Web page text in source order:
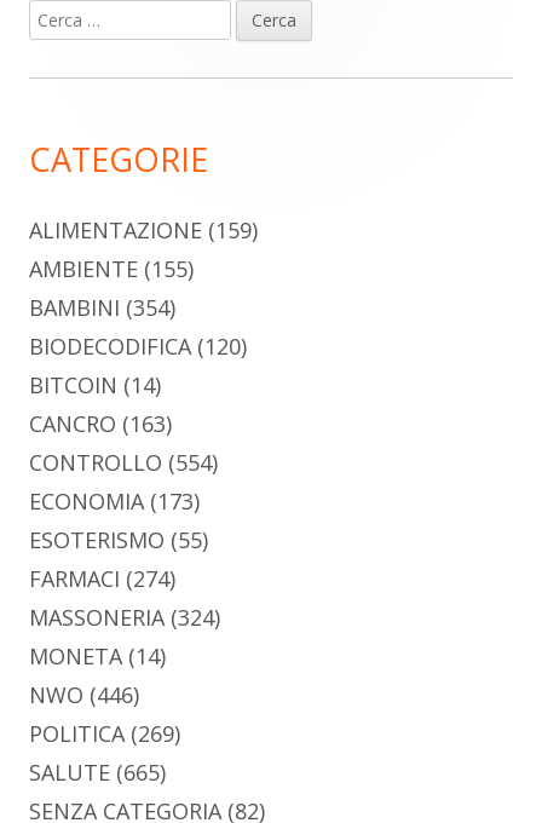
Barra
laterale
Ricerca
per:
CATEGORIE
ALIMENTAZIONE (159)
AMBIENTE (155)
BAMBINI (354)
BIODECODIFICA(120)
BITCOIN (14)
CANCRO (163)
CONTROLLO (554)
ECONOMIA(173)
ESOTERISMO (55)
FARMACI (274)
MASSONERIA(324)
MONETA(14)
NWO (446)
POLITICA(269)
SALUTE (665)
SENZA CATEGORIA(82)